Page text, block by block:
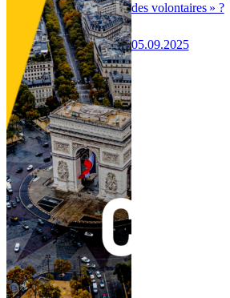
des volontaires » ?
05.09.2025